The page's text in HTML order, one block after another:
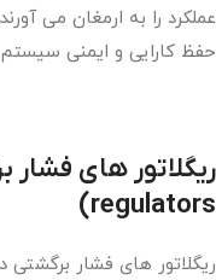
عملکرد را به ارمغان می
حفظ کارایی و ایمنی سیستم
ریگلاتور های فشار
regulators)
ریگلاتور های فشار برگشتی